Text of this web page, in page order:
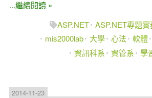
...繼續閱讀 »
ASP.NET ASP.NET專題實
mis2000lab
大學 心法 軟體
資訊科系
資管系 學
2014-11-23